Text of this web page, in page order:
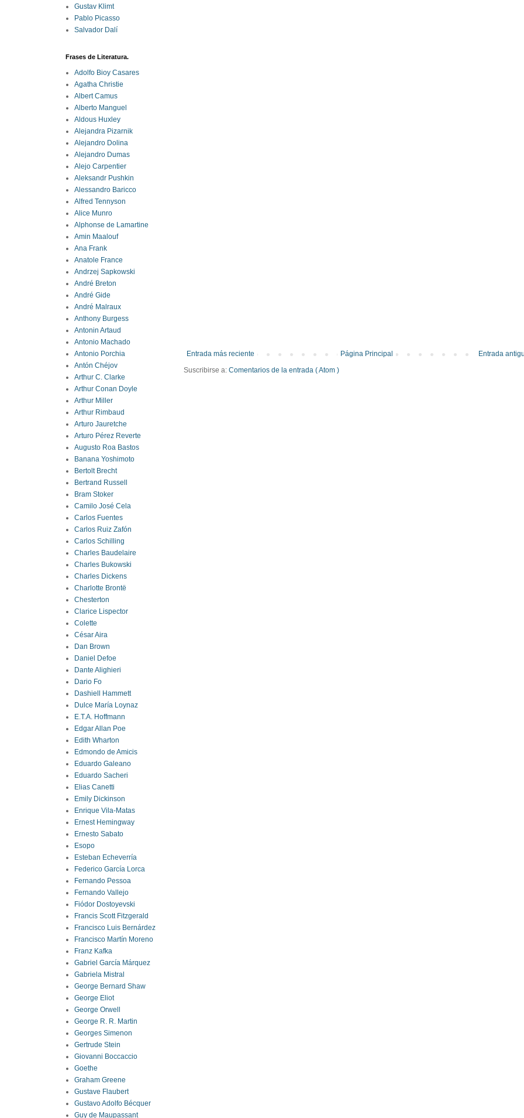
Entrada más reciente Entrada
Página Principal
Suscribirse a: Comentarios de la entrada ( Atom )
Gustav Klimt
Pablo Picasso
Salvador Dalí
Frases de Literatura.
Adolfo Bioy Casares
Agatha Christie
Albert Camus
Alberto Manguel
Aldous Huxley
Alejandra Pizarnik
Alejandro Dolina
Alejandro Dumas
Alejo Carpentier
Aleksandr Pushkin
Alessandro Baricco
Alfred Tennyson
Alice Munro
Alphonse de Lamartine
Amin Maalouf
Ana Frank
Anatole France
Andrzej Sapkowski
André Breton
André Gide
André Malraux
Anthony Burgess
Antonin Artaud
Antonio Machado
Antonio Porchia
Antón Chéjov
Arthur C. Clarke
Arthur Conan Doyle
Arthur Miller
Arthur Rimbaud
Arturo Jauretche
Arturo Pérez Reverte
Augusto Roa Bastos
Banana Yoshimoto
Bertolt Brecht
Bertrand Russell
Bram Stoker
Camilo José Cela
Carlos Fuentes
Carlos Ruiz Zafón
Carlos Schilling
Charles Baudelaire
Charles Bukowski
Charles Dickens
Charlotte Brontë
Chesterton
Clarice Lispector
Colette
César Aira
Dan Brown
Daniel Defoe
Dante Alighieri
Dario Fo
Dashiell Hammett
Dulce María Loynaz
E.T.A. Hoffmann
Edgar Allan Poe
Edith Wharton
Edmondo de Amicis
Eduardo Galeano
Eduardo Sacheri
Elias Canetti
Emily Dickinson
Enrique Vila-Matas
Ernest Hemingway
Ernesto Sabato
Esopo
Esteban Echeverría
Federico García Lorca
Fernando Pessoa
Fernando Vallejo
Fiódor Dostoyevski
Francis Scott Fitzgerald
Francisco Luis Bernárdez
Francisco Martín Moreno
Franz Kafka
Gabriel García Márquez
Gabriela Mistral
George Bernard Shaw
George Eliot
George Orwell
George R. R. Martin
Georges Simenon
Gertrude Stein
Giovanni Boccaccio
Goethe
Graham Greene
Gustave Flaubert
Gustavo Adolfo Bécquer
Guy de Maupassant